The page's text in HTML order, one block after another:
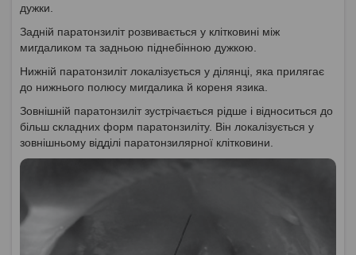
дужки.
Задній паратонзиліт розвивається у клітковині між
мигдаликом та задньою піднебінною дужкою.
Нижній паратонзиліт локалізується у ділянці, яка прилягає
до нижнього полюсу мигдалика й кореня язика.
Зовнішній паратонзиліт зустрічається рідше і відноситься до
більш складних форм паратонзиліту. Він локалізується у
зовнішньому відділі паратонзилярної клітковини.